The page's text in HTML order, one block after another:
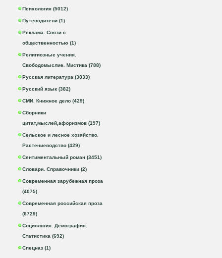
Психология (5012)
Путеводители (1)
Реклама. Связи с
общественностью (1)
Религиозные учения.
Свободомыслие. Мистика (788)
Русская литература (3833)
Русский язык (382)
СМИ. Книжное дело (429)
Сборники
цитат,мыслей,афоризмов (197)
Сельское и лесное хозяйство.
Растениеводство (429)
Сентиментальный роман (3451)
Словари. Справочники (2)
Современная зарубежная проза
(4075)
Современная российская проза
(6729)
Социология. Демография.
Статистика (692)
Спецназ (1)